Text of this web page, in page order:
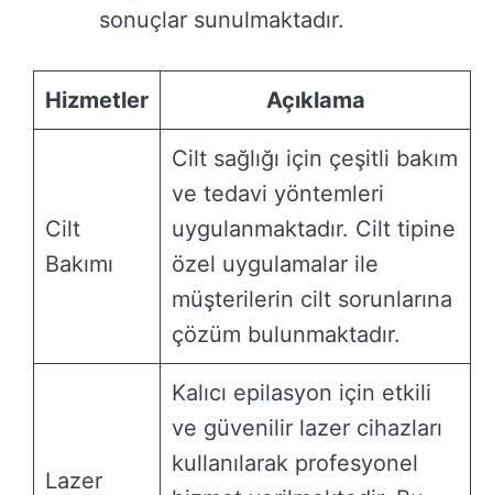
sonuçlar sunulmaktadır.
Hizmetler Açıklama
Cilt
Bakımı
Cilt sağlığı için çeşitli bakım
ve tedavi yöntemleri
uygulanmaktadır. Cilt tipine
özel uygulamalar ile
müşterilerin cilt sorunlarına
çözüm bulunmaktadır.
Lazer
Kalıcı epilasyon için etkili
ve güvenilir lazer cihazları
kullanılarak profesyonel